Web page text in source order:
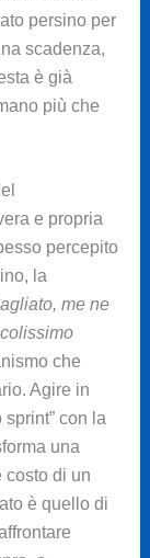
persino per
scadenza,
è già
più che
e propria
percepito
la
me ne
che
Agire in
con la
una
costo di un
è quello di